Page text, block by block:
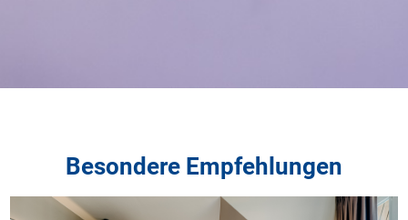
Besondere Empfehlungen